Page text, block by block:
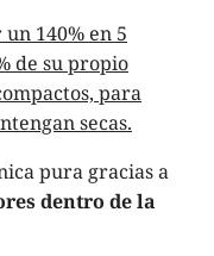
140% en 5
de su propio
para
secas.
pura gracias a
dentro de la